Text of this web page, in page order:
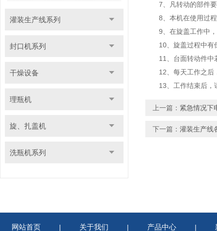
灌装生产线系列
封口机系列
干燥设备
理瓶机
旋、扎盖机
洗瓶机系列
7、凡转动的部件要
8、本机在使用过程
9、在旋盖工作中，
10、旋盖过程中有
11、台面转动件中若
12、每天工作之后
13、工作结束后，
上一篇： 紧急情况下
下一篇： 灌装生产线
网站首页 | 关于我们 | 产品中心 |